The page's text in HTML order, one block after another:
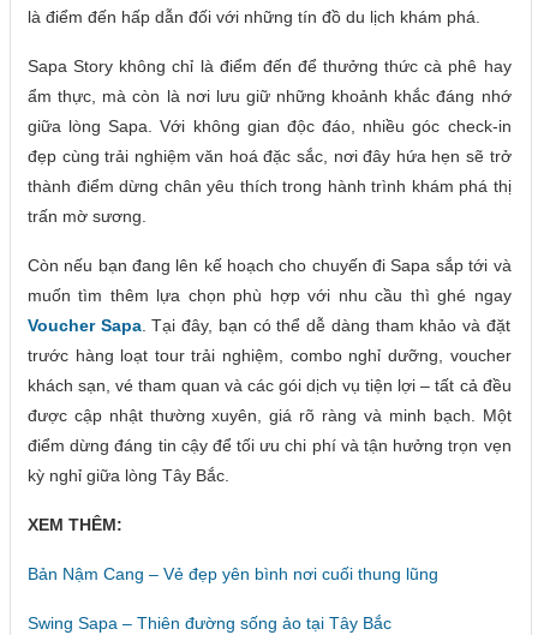
là điểm đến hấp dẫn đối với những tín đồ du lịch khám phá.
Sapa Story không chỉ là điểm đến để thưởng thức cà phê hay
ẩm thực, mà còn là nơi lưu giữ những khoảnh khắc đáng nhớ
giữa lòng Sapa. Với không gian độc đáo, nhiều góc check-in
đẹp cùng trải nghiệm văn hoá đặc sắc, nơi đây hứa hẹn sẽ trở
thành điểm dừng chân yêu thích trong hành trình khám phá thị
trấn mờ sương.
Còn nếu bạn đang lên kế hoạch cho chuyến đi Sapa sắp tới và
muốn tìm thêm lựa chọn phù hợp với nhu cầu thì ghé ngay
Voucher Sapa. Tại đây, bạn có thể dễ dàng tham khảo và đặt
trước hàng loạt tour trải nghiệm, combo nghỉ dưỡng, voucher
khách sạn, vé tham quan và các gói dịch vụ tiện lợi – tất cả đều
được cập nhật thường xuyên, giá rõ ràng và minh bạch. Một
điểm dừng đáng tin cậy để tối ưu chi phí và tận hưởng trọn vẹn
kỳ nghỉ giữa lòng Tây Bắc.
XEM THÊM:
Bản Nậm Cang – Vẻ đẹp yên bình nơi cuối thung lũng
Swing Sapa – Thiên đường sống ảo tại Tây Bắc